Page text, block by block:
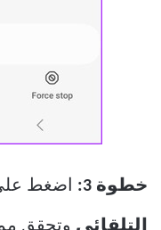
خطوة 3: اضغط
التلقائي وتحقق